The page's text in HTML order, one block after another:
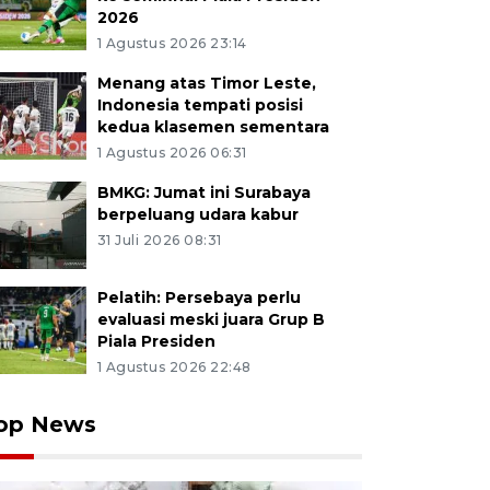
2026
1 Agustus 2026 23:14
Menang atas Timor Leste,
Indonesia tempati posisi
kedua klasemen sementara
1 Agustus 2026 06:31
BMKG: Jumat ini Surabaya
berpeluang udara kabur
31 Juli 2026 08:31
Pelatih: Persebaya perlu
evaluasi meski juara Grup B
Piala Presiden
1 Agustus 2026 22:48
News